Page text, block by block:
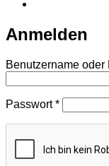
Anmelden
Benutzername
Passwort*